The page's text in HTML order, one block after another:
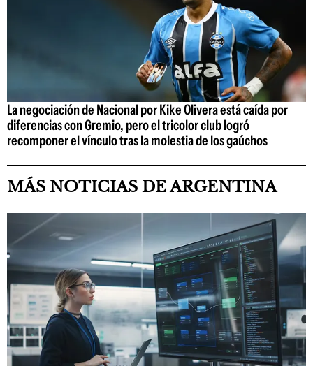
La negociación de Nacional por Kike Olivera está caída por
diferencias con Gremio, pero el tricolor club logró
recomponer el vínculo tras la molestia de los gaúchos
MÁS NOTICIAS DE ARGENTINA